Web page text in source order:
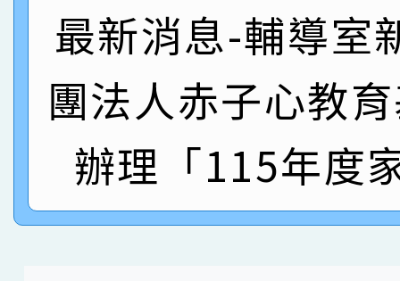
名
倩參加桃園市科展 國
賀！本校四年二班張O
指導老師林老師
賀！本校參加桃園市中
賽 劉文瑛教師榮獲教
臺灣台語-第二名
賀！本校參與2026世
市賽榮獲科學小創客佳
創客第三名。
最新消息-輔導室
團法人赤子心教
辦理「115年度